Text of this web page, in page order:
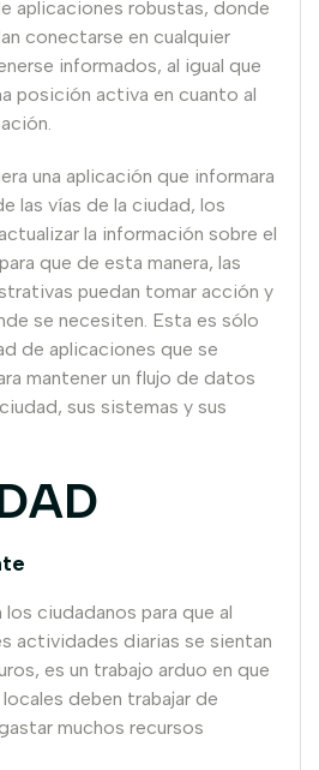
aplicaciones robustas, donde
conectarse en cualquier
informados, al igual que
posición activa en cuanto al
una aplicación que informara
las vías de la ciudad, los
la información sobre el
que de esta manera, las
puedan tomar acción y
se necesiten. Esta es sólo
de aplicaciones que se
mantener un flujo de datos
sus sistemas y sus
los ciudadanos para que al
actividades diarias se sientan
es un trabajo arduo en que
deben trabajar de
muchos recursos